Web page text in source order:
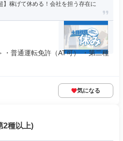
】稼げて休める！会社を担う存在に
普通運転免許（AT可） ・第二種
気になる
2種以上)